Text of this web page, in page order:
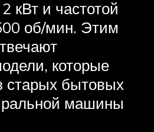
кВт и частотой
об/мин. Этим
которые
старых бытовых
машины